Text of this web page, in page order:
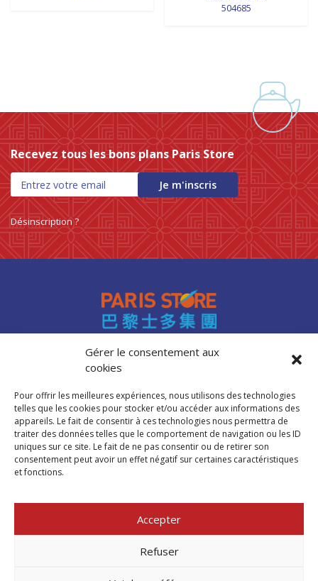
Gérer le consentement aux
cookies
Pour offrir les meilleures expériences, nous utilisons des technologies
telles que les cookies pour stocker et/ou accéder aux informations des
appareils. Le fait de consentir à ces technologies nous permettra de
traiter des données telles que le comportement de navigation ou les ID
uniques sur ce site. Le fait de ne pas consentir ou de retirer son
consentement peut avoir un effet négatif sur certaines caractéristiques
et fonctions.
Accepter
Refuser
504685
Recevez tous les bons plans Paris Store
Je m'inscris
Désinscription ?
Accès professionnels
FAQ
Mentions légales
Politique de cookies (UE)
magasin Paris Store
Où nous trouver